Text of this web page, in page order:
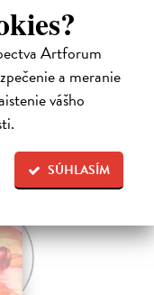
Artforum
a meranie
vášho
SÚHLASÍM
hudba